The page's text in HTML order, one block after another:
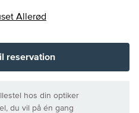
Allerød
reservation
hos din optiker
du vil på én gang